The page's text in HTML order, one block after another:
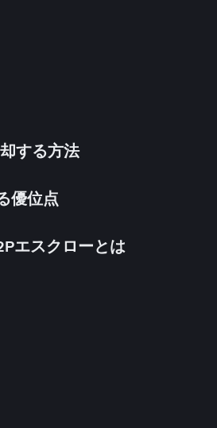
する方法
優位点
エスクローとは